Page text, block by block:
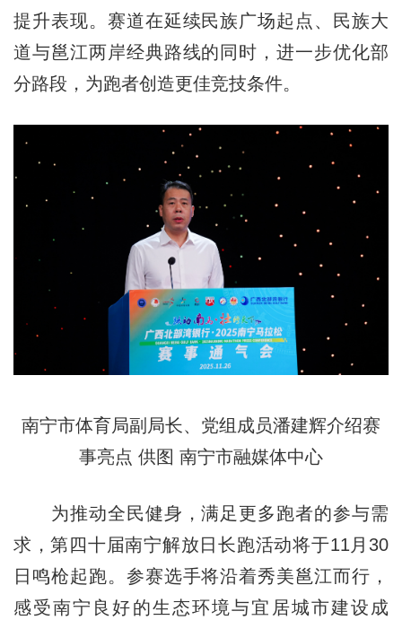
提升表现。赛道在延续民族广场起点、民族大
道与邕江两岸经典路线的同时，进一步优化部
分路段，为跑者创造更佳竞技条件。
南宁市体育局副局长、党组成员潘建辉介绍赛
事亮点 供图 南宁市融媒体中心
为推动全民健身 ，满足更多跑者的参与需
求，第四十届南宁解放日长跑活动将于11月30
日鸣枪起跑。参赛选手将沿着秀美邕江而行，
感受南宁良好的生态环境与宜居城市建设成